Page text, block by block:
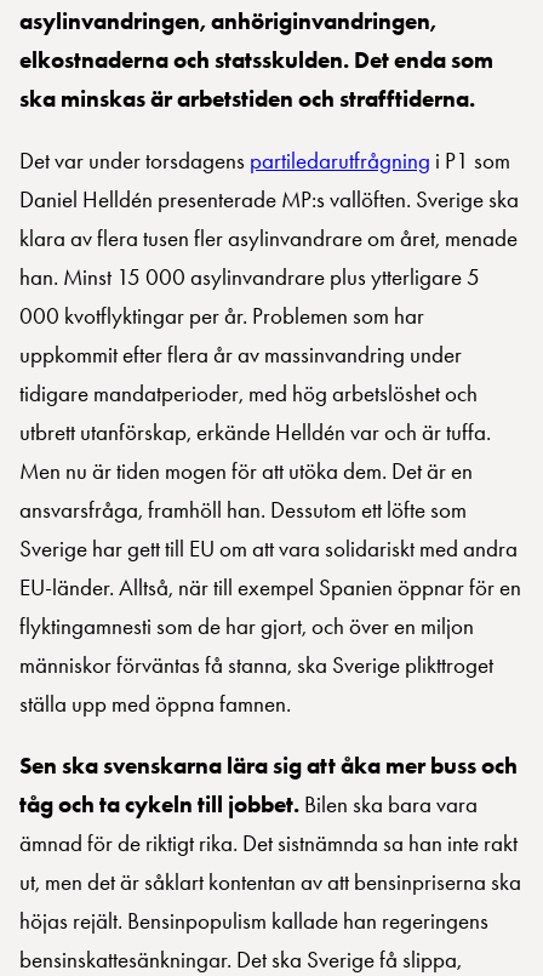
asylinvandringen, anhöriginvandringen,
elkostnaderna och statsskulden. Det enda som
ska minskas är arbetstiden och strafftiderna.
Det var under torsdagens partiledarutfrågning i P1 som
Daniel Helldén presenterade MP:s vallöften. Sverige ska
klara av flera tusen fler asylinvandrare om året, menade
han. Minst 15 000 asylinvandrare plus ytterligare 5
000 kvotflyktingar per år. Problemen som har
uppkommit efter flera år av massinvandring under
tidigare mandatperioder, med hög arbetslöshet och
utbrett utanförskap, erkände Helldén var och är tuffa.
Men nu är tiden mogen för att utöka dem. Det är en
ansvarsfråga, framhöll han. Dessutom ett löfte som
Sverige har gett till EU om att vara solidariskt med andra
EU-länder. Alltså, när till exempel Spanien öppnar för en
flyktingamnesti som de har gjort, och över en miljon
människor förväntas få stanna, ska Sverige plikttroget
ställa upp med öppna famnen.
Sen ska svenskarna lära sig att åka mer buss och
tåg och ta cykeln till jobbet. Bilen ska bara vara
ämnad för de riktigt rika. Det sistnämnda sa han inte rakt
ut, men det är såklart kontentan av att bensinpriserna ska
höjas rejält. Bensinpopulism kallade han regeringens
bensinskattesänkningar. Det ska Sverige få slippa,